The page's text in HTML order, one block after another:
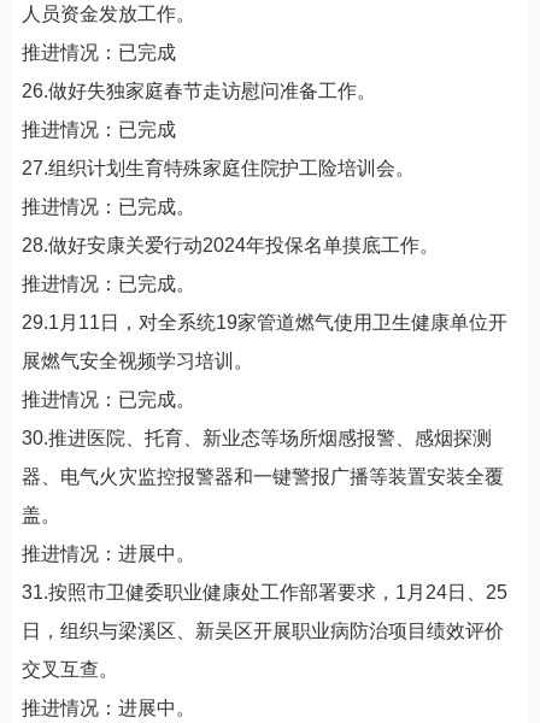
人员资金发放工作。
推进情况：已完成
26.做好失独家庭春节走访慰问准备工作。
推进情况：已完成
27.组织计划生育特殊家庭住院护工险培训会。
推进情况：已完成。
28.做好安康关爱行动2024年投保名单摸底工作。
推进情况：已完成。
29.1月11日，对全系统19家管道燃气使用卫生健康单位开
展燃气安全视频学习培训。
推进情况：已完成。
30.推进医院、托育、新业态等场所烟感报警、感烟探测
器、电气火灾监控报警器和一键警报广播等装置安装全覆
盖。
推进情况：进展中。
31.按照市卫健委职业健康处工作部署要求，1月24日、25
日，组织与梁溪区、新吴区开展职业病防治项目绩效评价
交叉互查。
推进情况：进展中。